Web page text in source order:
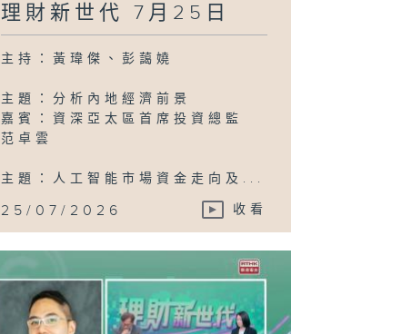
理財新世代 7月25日
主持：黃瑋傑、彭藹嬈
主題：分析內地經濟前景
嘉賓：資深亞太區首席投資總監
范卓雲
主題：人工智能市場資金走向及...
25/07/2026 收看